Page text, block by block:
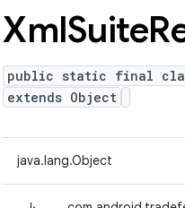
XmlSuite
public static final
extends Object
java.lang.Object